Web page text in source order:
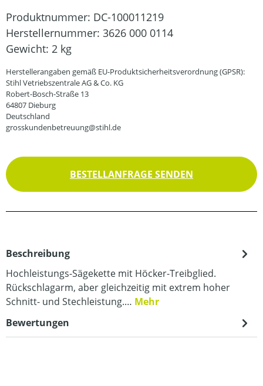
Produktnummer: DC-100011219
Herstellernummer: 3626 000 0114
Gewicht: 2 kg
Herstellerangaben gemäß EU-Produktsicherheitsverordnung (GPSR):
Stihl Vetriebszentrale AG & Co. KG
Robert-Bosch-Straße 13
64807 Dieburg
Deutschland
grosskundenbetreuung@stihl.de
BESTELLANFRAGE SENDEN
Beschreibung
Hochleistungs-Sägekette mit Höcker-Treibglied.
Rückschlagarm, aber gleichzeitig mit extrem hoher
Schnitt- und Stechleistung.… Mehr
Bewertungen